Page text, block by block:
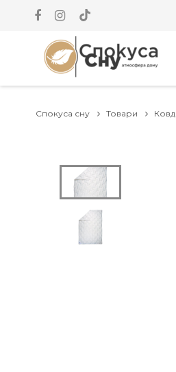
Спокуса сну Товари